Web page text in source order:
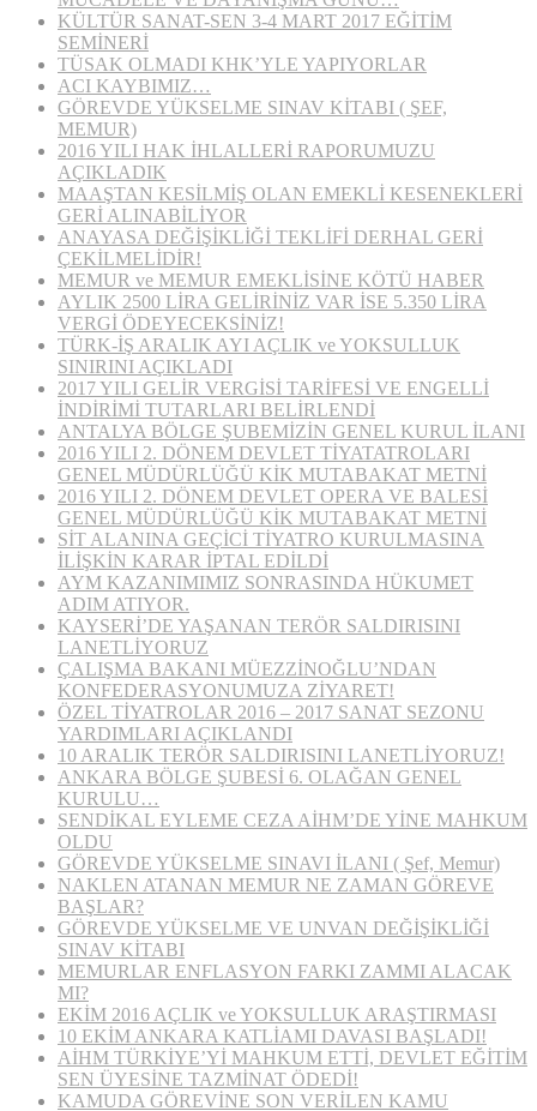
KÜLTÜR SANAT-SEN 3-4 MART 2017 EĞİTİM
SEMİNERİ
TÜSAK OLMADI KHK’YLE YAPIYORLAR
ACI KAYBIMIZ…
GÖREVDE YÜKSELME SINAV KİTABI ( ŞEF,
MEMUR)
2016 YILI HAK İHLALLERİ RAPORUMUZU
AÇIKLADIK
MAAŞTAN KESİLMİŞ OLAN EMEKLİ KESENEKLERİ
GERİ ALINABİLİYOR
ANAYASA DEĞİŞİKLİĞİ TEKLİFİ DERHAL GERİ
ÇEKİLMELİDİR!
MEMUR ve MEMUR EMEKLİSİNE KÖTÜ HABER
AYLIK 2500 LİRA GELİRİNİZ VAR İSE 5.350 LİRA
VERGİ ÖDEYECEKSİNİZ!
TÜRK-İŞ ARALIK AYI AÇLIK ve YOKSULLUK
SINIRINI AÇIKLADI
2017 YILI GELİR VERGİSİ TARİFESİ VE ENGELLİ
İNDİRİMİ TUTARLARI BELİRLENDİ
ANTALYA BÖLGE ŞUBEMİZİN GENEL KURUL İLANI
2016 YILI 2. DÖNEM DEVLET TİYATATROLARI
GENEL MÜDÜRLÜĞÜ KİK MUTABAKAT METNİ
2016 YILI 2. DÖNEM DEVLET OPERA VE BALESİ
GENEL MÜDÜRLÜĞÜ KİK MUTABAKAT METNİ
SİT ALANINA GEÇİCİ TİYATRO KURULMASINA
İLİŞKİN KARAR İPTAL EDİLDİ
AYM KAZANIMIMIZ SONRASINDA HÜKUMET
ADIM ATIYOR.
KAYSERİ’DE YAŞANAN TERÖR SALDIRISINI
LANETLİYORUZ
ÇALIŞMA BAKANI MÜEZZİNOĞLU’NDAN
KONFEDERASYONUMUZA ZİYARET!
ÖZEL TİYATROLAR 2016 – 2017 SANAT SEZONU
YARDIMLARI AÇIKLANDI
10 ARALIK TERÖR SALDIRISINI LANETLİYORUZ!
ANKARA BÖLGE ŞUBESİ 6. OLAĞAN GENEL
KURULU…
SENDİKAL EYLEME CEZA AİHM’DE YİNE MAHKUM
OLDU
GÖREVDE YÜKSELME SINAVI İLANI ( Şef, Memur)
NAKLEN ATANAN MEMUR NE ZAMAN GÖREVE
BAŞLAR?
GÖREVDE YÜKSELME VE UNVAN DEĞİŞİKLİĞİ
SINAV KİTABI
MEMURLAR ENFLASYON FARKI ZAMMI ALACAK
MI?
EKİM 2016 AÇLIK ve YOKSULLUK ARAŞTIRMASI
10 EKİM ANKARA KATLİAMI DAVASI BAŞLADI!
AİHM TÜRKİYE’Yİ MAHKUM ETTİ, DEVLET EĞİTİM
SEN ÜYESİNE TAZMİNAT ÖDEDİ!
KAMUDA GÖREVİNE SON VERİLEN KAMU